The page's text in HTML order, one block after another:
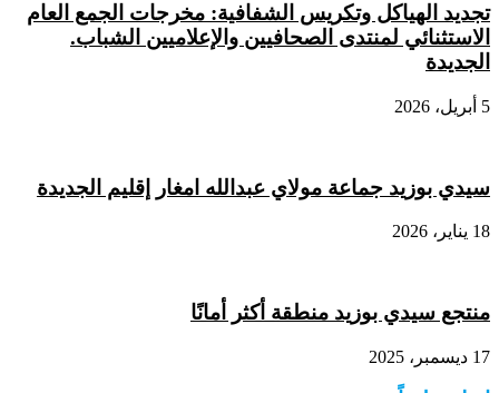
تجديد الهياكل وتكريس الشفافية: مخرجات الجمع العام
الاستثنائي لمنتدى الصحافيين والإعلاميين الشباب.
الجديدة
5 أبريل، 2026
سيدي بوزيد جماعة مولاي عبدالله امغار إقليم الجديدة
18 يناير، 2026
منتجع سيدي بوزيد منطقة أكثر أمانًا
17 ديسمبر، 2025